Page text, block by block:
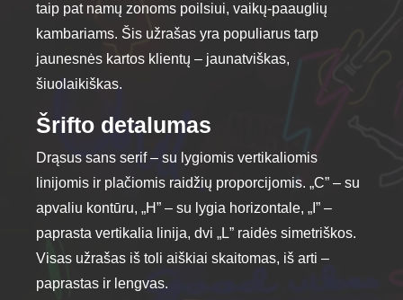
taip pat namų zonoms poilsiui, vaikų-paauglių
kambariams. Šis užrašas yra populiarus tarp
jaunesnės kartos klientų – jaunatviškas,
šiuolaikiškas.
Šrifto detalumas
Drąsus sans serif – su lygiomis vertikaliomis
linijomis ir plačiomis raidžių proporcijomis. „C” – su
apvaliu kontūru, „H” – su lygia horizontale, „I” –
paprasta vertikalia linija, dvi „L” raidės simetriškos.
Visas užrašas iš toli aiškiai skaitomas, iš arti –
paprastas ir lengvas.